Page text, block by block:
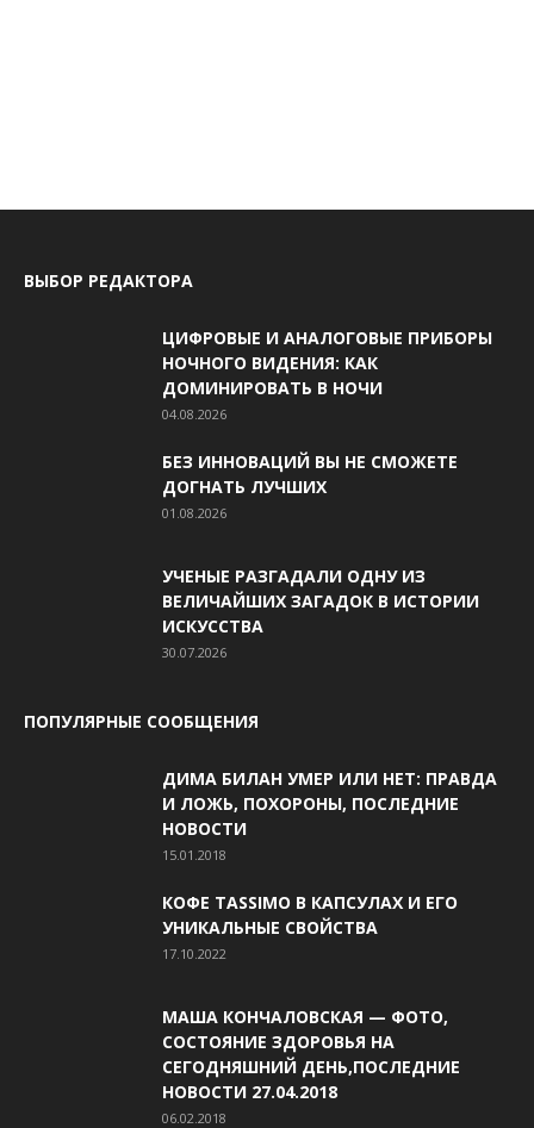
ВЫБОР РЕДАКТОРА
ЦИФРОВЫЕ И АНАЛОГОВЫЕ ПРИБОРЫ
НОЧНОГО ВИДЕНИЯ: КАК
ДОМИНИРОВАТЬ В НОЧИ
04.08.2026
БЕЗ ИННОВАЦИЙ ВЫ НЕ СМОЖЕТЕ
ДОГНАТЬ ЛУЧШИХ
01.08.2026
УЧЕНЫЕ РАЗГАДАЛИ ОДНУ ИЗ
ВЕЛИЧАЙШИХ ЗАГАДОК В ИСТОРИИ
ИСКУССТВА
30.07.2026
ПОПУЛЯРНЫЕ СООБЩЕНИЯ
ДИМА БИЛАН УМЕР ИЛИ НЕТ: ПРАВДА
И ЛОЖЬ, ПОХОРОНЫ, ПОСЛЕДНИЕ
НОВОСТИ
15.01.2018
КОФЕ TASSIMO В КАПСУЛАХ И ЕГО
УНИКАЛЬНЫЕ СВОЙСТВА
17.10.2022
МАША КОНЧАЛОВСКАЯ — ФОТО,
СОСТОЯНИЕ ЗДОРОВЬЯ НА
СЕГОДНЯШНИЙ ДЕНЬ,ПОСЛЕДНИЕ
НОВОСТИ 27.04.2018
06.02.2018